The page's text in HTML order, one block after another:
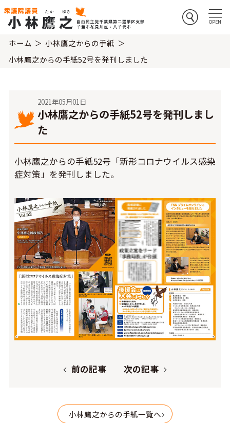
ホーム
小林鷹之からの手紙
小林鷹之からの手紙52号を発刊しました
2021年05月01日
小林鷹之からの手紙52号を発刊しまし
た
小林鷹之からの手紙52号「新形コロナウイルス感染
症対策」を発刊しました。
前の記事 次の記事
小林鷹之からの手紙一覧へ